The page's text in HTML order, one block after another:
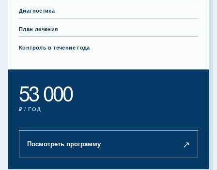
Диагностика
План лечения
Контроль в течение года
53 000
₽ / ГОД
Посмотреть программу ↗